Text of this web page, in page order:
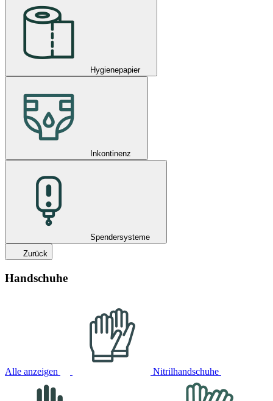
Hygienepapier
Inkontinenz
Spendersysteme
Zurück
Handschuhe
Alle anzeigen Nitrilhandschuhe